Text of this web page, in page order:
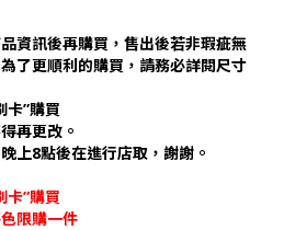
資訊後再購買，售出後若非瑕疵無
了更順利的購買，請務必詳閱尺寸
卡”購買
再更改。
上8點後在進行店取，謝謝。
卡”購買
限購一件